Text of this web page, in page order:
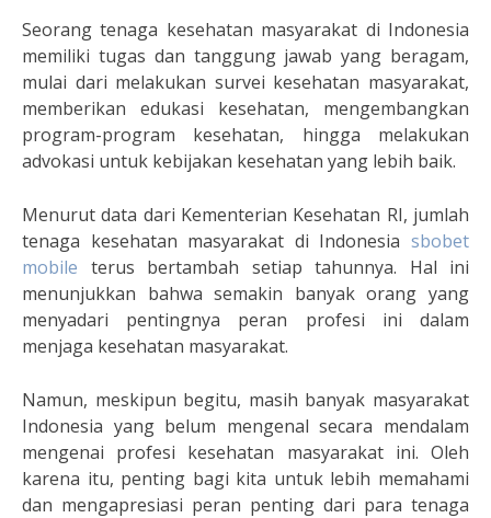
Seorang tenaga kesehatan masyarakat di Indonesia
memiliki tugas dan tanggung jawab yang beragam,
mulai dari melakukan survei kesehatan masyarakat,
memberikan edukasi kesehatan, mengembangkan
program-program kesehatan, hingga melakukan
advokasi untuk kebijakan kesehatan yang lebih baik.
Menurut data dari Kementerian Kesehatan RI, jumlah
tenaga kesehatan masyarakat di Indonesia sbobet
mobile terus bertambah setiap tahunnya. Hal ini
menunjukkan bahwa semakin banyak orang yang
menyadari pentingnya peran profesi ini dalam
menjaga kesehatan masyarakat.
Namun, meskipun begitu, masih banyak masyarakat
Indonesia yang belum mengenal secara mendalam
mengenai profesi kesehatan masyarakat ini. Oleh
karena itu, penting bagi kita untuk lebih memahami
dan mengapresiasi peran penting dari para tenaga